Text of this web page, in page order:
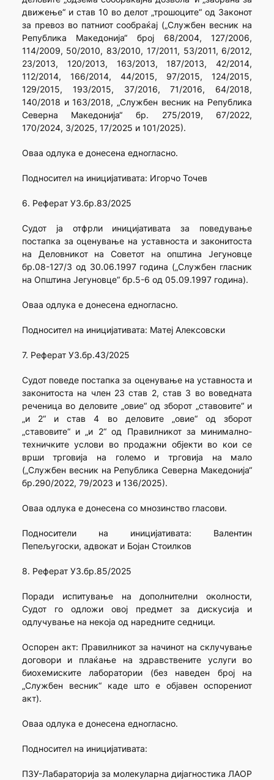
движење“ и став 10 во делот „трошоците“ од Законот
за превоз во патниот сообраќај („Службен весник на
Република Македонија“ број 68/2004, 127/2006,
114/2009, 50/2010, 83/2010, 17/2011, 53/2011, 6/2012,
23/2013, 120/2013, 163/2013, 187/2013, 42/2014,
112/2014, 166/2014, 44/2015, 97/2015, 124/2015,
129/2015, 193/2015, 37/2016, 71/2016, 64/2018,
140/2018 и 163/2018, „Службен весник на Република
Северна Македонија“ бр. 275/2019, 67/2022,
170/2024, 3/2025, 17/2025 и 101/2025).
Оваа одлука е донесена едногласно.
Подносител на иницијативата: Игорчо Точев
6. Реферат УЗ.бр.83/2025
Судот ја отфрли иницијативата за поведување
постапка за оценување на уставноста и законитоста
на Деловникот на Советот на општина Јегуновце
бр.08-127/3 од 30.06.1997 година („Службен гласник
на Општина Јегуновце“ бр.5-6 од 05.09.1997 година).
Оваа одлука е донесена едногласно.
Подносител на иницијативата: Maтеј Алексовски
7. Реферат УЗ.бр.43/2025
Судот поведе постапка за оценување на уставноста и
законитоста на член 23 став 2, став 3 во воведната
реченица во деловите „овие“ од зборот „ставовите“ и
„и 2“ и став 4 во деловите „овие“ од зборот
„ставовите“ и „и 2“ од Правилникот за минимално-
техничките услови во продажни објекти во кои се
врши трговија на големо и трговија на мало
(„Службен весник на Република Северна Македонија“
бр.290/2022, 79/2023 и 136/2025).
Оваа одлука е донесена со мнозинство гласови.
Подносители на иницијативата: Валентин
Пепељугоски, адвокат и Бојан Стоилков
8. Реферат УЗ.бр.85/2025
Поради испитување на дополнителни околности,
Судот го одложи овој предмет за дискусија и
одлучување на некоја од наредните седници.
Оспорен акт: Правилникот за начинот на склучување
договори и плаќање на здравствените услуги во
биохемиските лаборатории (без наведен број на
„Службен весник“ каде што е објавен оспорениот
акт).
Оваа одлука е донесена едногласно.
Подносител на иницијативата:
ПЗУ-Лабараторија за молекуларна дијагностика ЛАОР